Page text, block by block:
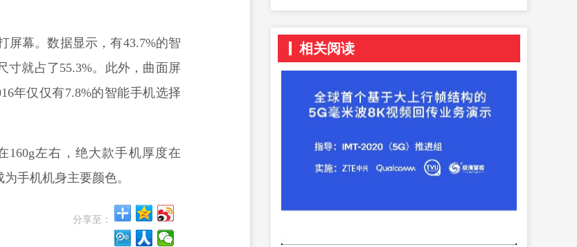
屏幕。数据显示，有43.7%的智
寸就占了55.3%。此外，曲面屏
年仅仅有7.8%的智能手机选择
160g左右，绝大款手机厚度在
手机机身主要颜色。
分享至：
相关阅读